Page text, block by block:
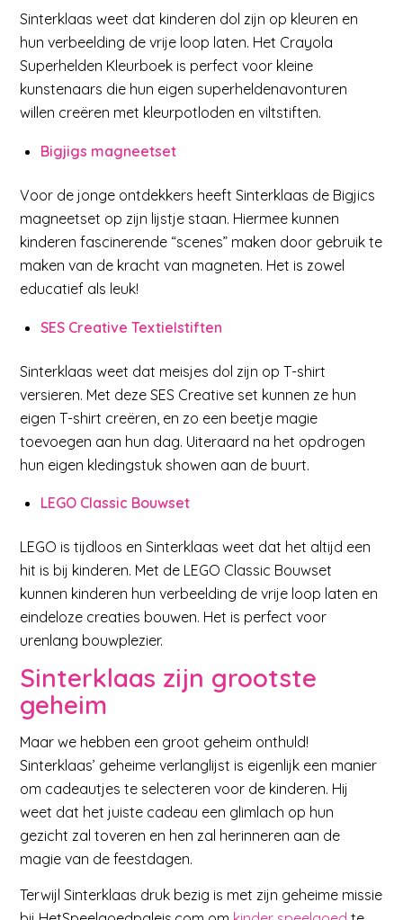
Sinterklaas weet dat kinderen dol zijn op kleuren en
hun verbeelding de vrije loop laten. Het Crayola
Superhelden Kleurboek is perfect voor kleine
kunstenaars die hun eigen superheldenavonturen
willen creëren met kleurpotloden en viltstiften.
Bigjigs magneetset
Voor de jonge ontdekkers heeft Sinterklaas de Bigjics
magneetset op zijn lijstje staan. Hiermee kunnen
kinderen fascinerende “scenes” maken door gebruik te
maken van de kracht van magneten. Het is zowel
educatief als leuk!
SES Creative Textielstiften
Sinterklaas weet dat meisjes dol zijn op T-shirt
versieren. Met deze SES Creative set kunnen ze hun
eigen T-shirt creëren, en zo een beetje magie
toevoegen aan hun dag. Uiteraard na het opdrogen
hun eigen kledingstuk showen aan de buurt.
LEGO Classic Bouwset
LEGO is tijdloos en Sinterklaas weet dat het altijd een
hit is bij kinderen. Met de LEGO Classic Bouwset
kunnen kinderen hun verbeelding de vrije loop laten en
eindeloze creaties bouwen. Het is perfect voor
urenlang bouwplezier.
Sinterklaas zijn grootste
geheim
Maar we hebben een groot geheim onthuld!
Sinterklaas’ geheime verlanglijst is eigenlijk een manier
om cadeautjes te selecteren voor de kinderen. Hij
weet dat het juiste cadeau een glimlach op hun
gezicht zal toveren en hen zal herinneren aan de
magie van de feestdagen.
Terwijl Sinterklaas druk bezig is met zijn geheime missie